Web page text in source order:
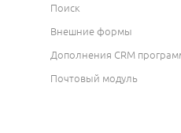
Поиск
Внешние формы
Дополнения CRM
Почтовый модуль